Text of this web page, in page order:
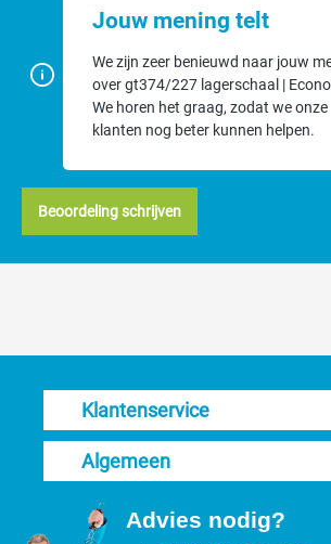
Jouw mening telt
We zijn zeer benieuwd naar jouw
over gt374/227 lagerschaal |
We horen het graag, zodat we onze
klanten nog beter kunnen helpen.
Beoordeling schrijven
Klantenservice
Algemeen
Advies nodig?